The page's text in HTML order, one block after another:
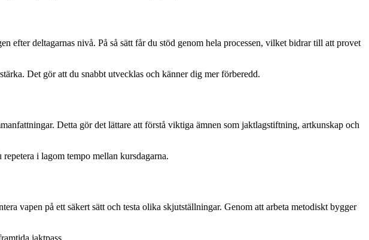
efter deltagarnas nivå. På så sätt får du stöd genom hela processen, vilket bidrar till att provet
Det gör att du snabbt utvecklas och känner dig mer förberedd.
Detta gör det lättare att förstå viktiga ämnen som jaktlagstiftning, artkunskap och
i lagom tempo mellan kursdagarna.
vapen på ett säkert sätt och testa olika skjutställningar. Genom att arbeta metodiskt bygger
jaktpass.